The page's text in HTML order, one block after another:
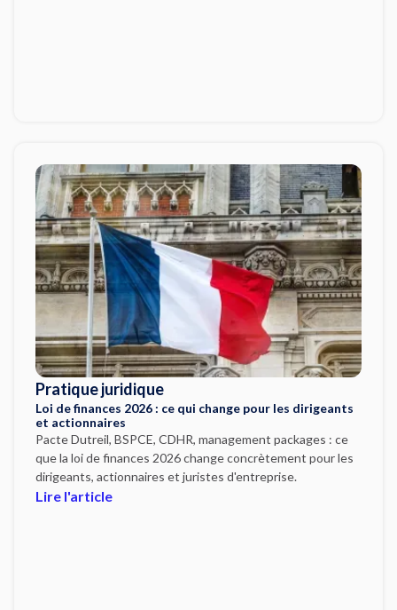
Pratique juridique
Loi de finances 2026 : ce qui change pour les dirigeants
et actionnaires
Pacte Dutreil, BSPCE, CDHR, management packages : ce
que la loi de finances 2026 change concrètement pour les
dirigeants, actionnaires et juristes d'entreprise.
Lire l'article